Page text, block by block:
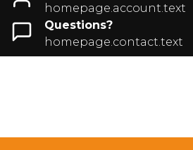
homepage.account.text
Questions?
homepage.contact.text